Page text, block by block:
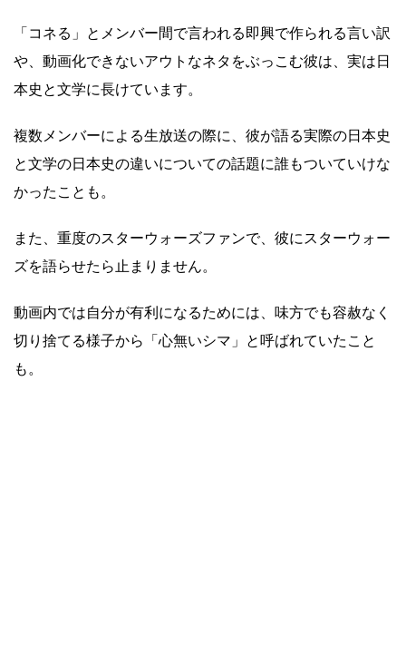
「コネる」とメンバー間で言われる即興で作られる言い訳
や、動画化できないアウトなネタをぶっこむ彼は、実は日
本史と文学に長けています。
複数メンバーによる生放送の際に、彼が語る実際の日本史
と文学の日本史の違いについての話題に誰もついていけな
かったことも。
また、重度のスターウォーズファンで、彼にスターウォー
ズを語らせたら止まりません。
動画内では自分が有利になるためには、味方でも容赦なく
切り捨てる様子から「心無いシマ」と呼ばれていたこと
も。